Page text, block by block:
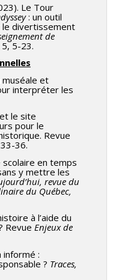
Le Tour
: un outil
le divertissement
de
5, 5-23.
muséale et
interpréter les
le site
pour le
Revue
36.
en temps
y mettre les
revue du
du Québec,
à l’aide du
Revue Enjeux de
informé :
? Traces,